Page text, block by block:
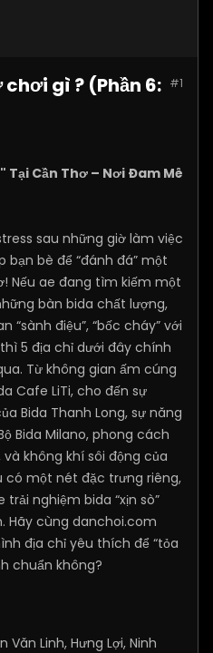
#1
gì ? (Phần 6:
Tại Cần Thơ – Nơi Đam Mê
sau những giờ làm việc
bè để “đánh đá” một
Nếu ae đang tìm kiếm một
bàn bida chất lượng,
điệu”, “bốc cháy” với
5 địa chỉ dưới đây chính
Từ không gian ấm cúng
Cafe LiTi, cho đến sự
Bida Thanh Long, sự năng
Bida Milano, phong cách
và không khí sôi động của
có một nét đặc trưng riêng,
nghiệm bida “xịn sò”
Hãy cùng danchoi.com
địa chỉ yêu thích để “tỏa
chuẩn không?
Văn Linh, Hưng Lợi, Ninh